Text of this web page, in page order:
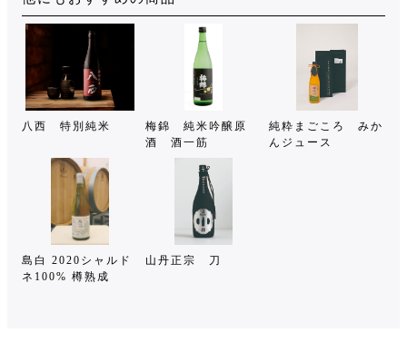
八西 特別純米
梅錦 純米吟醸原
酒 酒一筋
純粋まごころ みか
んジュース
島白 2020シャルド
ネ100% 樽熟成
山丹正宗 刀